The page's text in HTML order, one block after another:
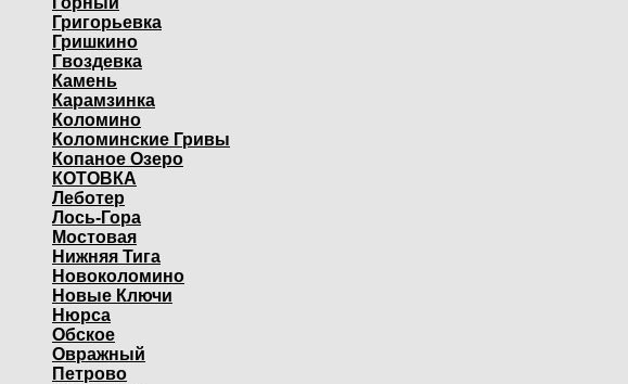
Григорьевка
Гришкино
Гвоздевка
Камень
Карамзинка
Коломино
Коломинские Гривы
Копаное Озеро
КОТОВКА
Леботер
Лось-Гора
Мостовая
Нижняя Тига
Новоколомино
Новые Ключи
Нюрса
Обское
Овражный
Петрово